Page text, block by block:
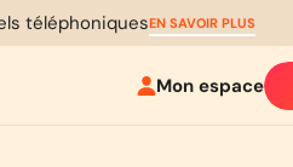
téléphoniquesEN SAVOIR PLUS
Mon espace